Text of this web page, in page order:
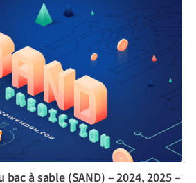
à sable (SAND) – 2024, 2025 –